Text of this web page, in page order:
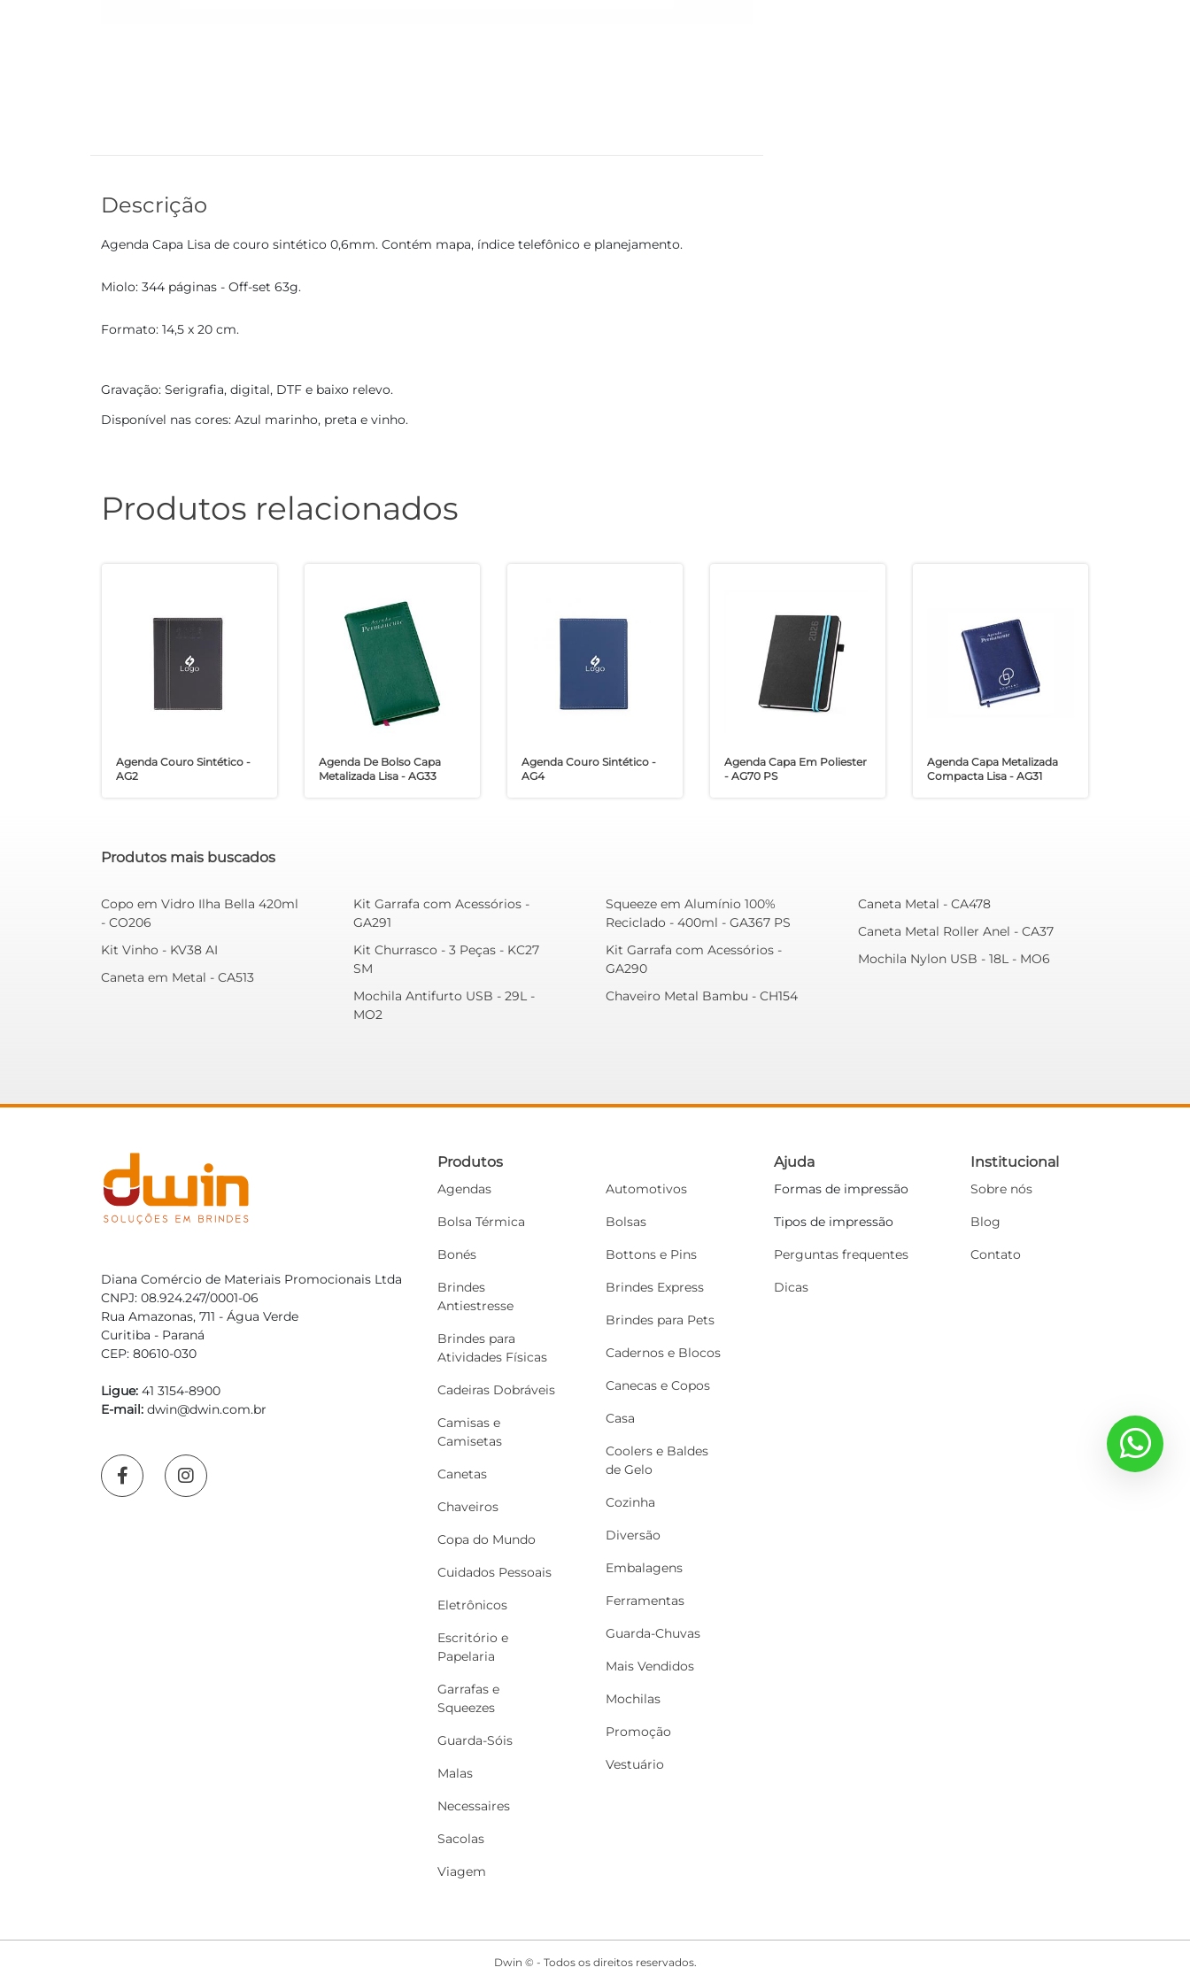
Descrição
Agenda Capa Lisa de couro sintético 0,6mm. Contém mapa, índice telefônico e planejamento.
Miolo: 344 páginas - Off-set 63g.
Formato: 14,5 x 20 cm.
Gravação: Serigrafia, digital, DTF e baixo relevo.
Disponível nas cores: Azul marinho, preta e vinho.
Produtos relacionados
Agenda Couro Sintético -
AG2
Agenda De Bolso Capa
Metalizada Lisa - AG33
Agenda Couro Sintético -
AG4
Agenda Capa Em Poliester
- AG70 PS
Agenda Capa Metalizada
Compacta Lisa - AG31
Produtos mais buscados
Copo em Vidro Ilha Bella 420ml
- CO206
Kit Vinho - KV38 AI
Caneta em Metal - CA513
Kit Garrafa com Acessórios -
GA291
Kit Churrasco - 3 Peças - KC27
SM
Mochila Antifurto USB - 29L -
MO2
Squeeze em Alumínio 100%
Reciclado - 400ml - GA367 PS
Kit Garrafa com Acessórios -
GA290
Chaveiro Metal Bambu - CH154
Caneta Metal - CA478
Caneta Metal Roller Anel - CA37
Mochila Nylon USB - 18L - MO6
Diana Comércio de Materiais Promocionais Ltda
CNPJ: 08.924.247/0001-06
Rua Amazonas, 711 - Água Verde
Curitiba - Paraná
CEP: 80610-030
Ligue: 41 3154-8900
E-mail: dwin@dwin.com.br
Produtos
Agendas
Bolsa Térmica
Bonés
Brindes
Antiestresse
Brindes para
Atividades Físicas
Cadeiras Dobráveis
Camisas e
Camisetas
Canetas
Chaveiros
Copa do Mundo
Cuidados Pessoais
Eletrônicos
Escritório e
Papelaria
Garrafas e
Squeezes
Guarda-Sóis
Malas
Necessaires
Sacolas
Viagem
Automotivos
Bolsas
Bottons e Pins
Brindes Express
Brindes para Pets
Cadernos e Blocos
Canecas e Copos
Casa
Coolers e Baldes
de Gelo
Cozinha
Diversão
Embalagens
Ferramentas
Guarda-Chuvas
Mais Vendidos
Mochilas
Promoção
Vestuário
Ajuda
Formas de impressão
Tipos de impressão
Perguntas frequentes
Dicas
Institucional
Sobre nós
Blog
Contato
Dwin © - Todos os direitos reservados.